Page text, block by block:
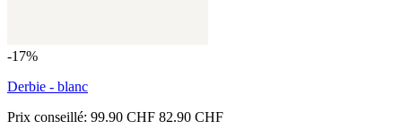
-17%
Derbie - blanc
Prix conseillé: 99.90 CHF 82.90 CHF